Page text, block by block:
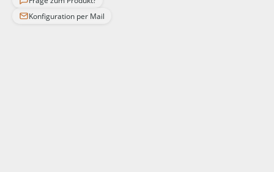
Konfiguration per Mail